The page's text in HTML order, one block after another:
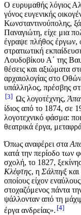
Ο ευρυμαθής λόγιος
γόνος ευγενικής
Κωνσταντινούπολης,
Παναγιώτη, είχε μια
έγραψε πλήθος έργων,
στρατιωτική
Λουδοβίκου Α΄ της
θέσεις και αξιώματα
αρχαιολογίας στο
υπάλληλος, πρέσβης
3 Ως λογοτέχνης,
ίδιος από το 1874, σε
λογοτεχνικό φάσμα:
θεατρικά έργα,
Όπως αναφέρει στα
κατά την περίοδο των
σχολή, το 1827,
Κλέφτης, η Σάλπιγξ
οποίους είχον
στοχαζόμενος πάντα
ψάλλονταν από τη
έργα ανδρείας». 4